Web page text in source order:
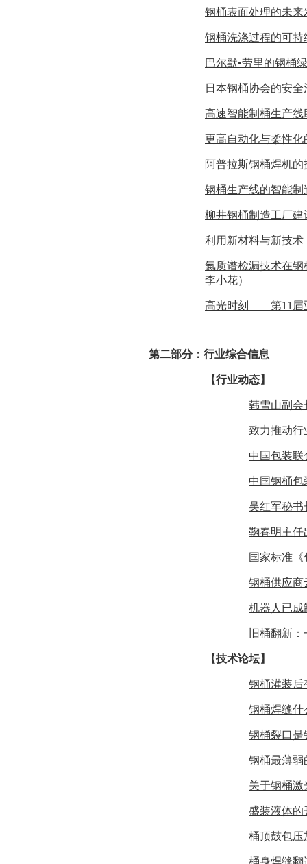
钢桶表面处理的未
钢桶洗涤过程的可持
巴尔默•劳里的钢桶
日本钢桶协会的安
高速智能制桶生产
更高自动化与柔性
阿普拉斯钢桶焊机
钢桶生产线的智能
柳井钢桶制造工厂
利用新材料与新技
氦质谱检漏技术在
李小花）
高光时刻——第11届
第二部分：行业综合信息
【行业动态】
韩雪山副会
致力推动行
中国包装
中国钢桶
吴红军秘书
鞠春明主任
国家标准
钢桶供应商
机器人已成
旧桶翻新
【技术论坛】
钢桶灌装后
钢桶焊缝什
钢桶裂口是
钢桶最薄弱
关于钢桶激
盛装液体
桶顶鼓包压
桶身焊缝翻